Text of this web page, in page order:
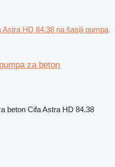
Astra HD 84.38 na šasiji pumpa
za beton
beton Cifa Astra HD 84.38